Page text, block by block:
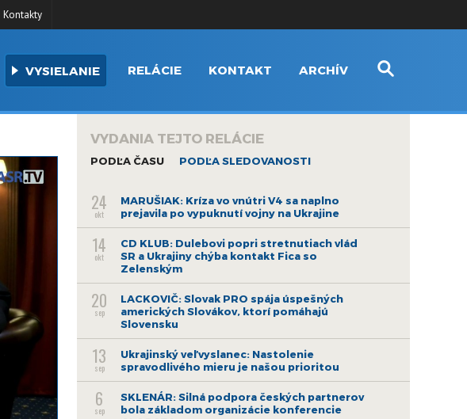
Kontakty
VYSIELANIE RELÁCIE KONTAKT ARCHÍV
VYDANIA TEJTO RELÁCIE
PODĽA ČASU PODĽA SLEDOVANOSTI
24
okt
MARUŠIAK: Kríza vo vnútri V4 sa naplno
prejavila po vypuknutí vojny na Ukrajine
14
okt
CD KLUB: Dulebovi popri stretnutiach vlád
SR a Ukrajiny chýba kontakt Fica so
Zelenským
20
sep
LACKOVIČ: Slovak PRO spája úspešných
amerických Slovákov, ktorí pomáhajú
Slovensku
13
sep
Ukrajinský veľvyslanec: Nastolenie
spravodlivého mieru je našou prioritou
6
sep
SKLENÁR: Silná podpora českých partnerov
bola základom organizácie konferencie